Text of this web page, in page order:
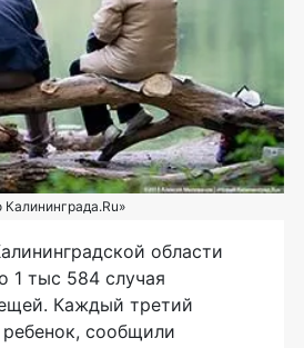
области
1 тыс 584 случая
Каждый третий
сообщили